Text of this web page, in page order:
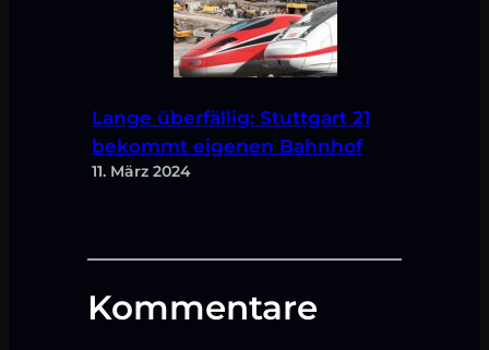
Lange überfällig: Stuttgart 21
bekommt eigenen Bahnhof
11. März 2024
Kommentare